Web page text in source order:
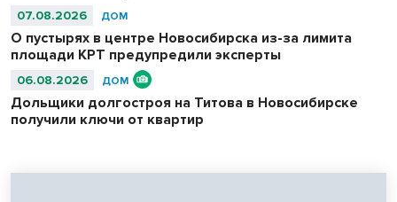
07.08.2026 ДОМ
О пустырях в центре Новосибирска из-за лимита
площади КРТ предупредили эксперты
06.08.2026 ДОМ
Дольщики долгостроя на Титова в Новосибирске
получили ключи от квартир